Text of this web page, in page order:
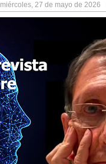
miércoles, 27 de mayo de 2026